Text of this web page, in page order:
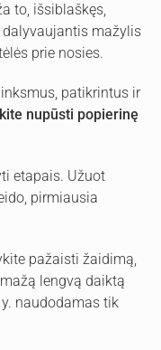
to, išsiblaškęs,
mažylis
prie nosies.
patikrintus ir
nupūsti popierinę
etapais. Užuot
pirmiausia
pažaisti žaidimą,
lengvą daiktą
naudodamas tik